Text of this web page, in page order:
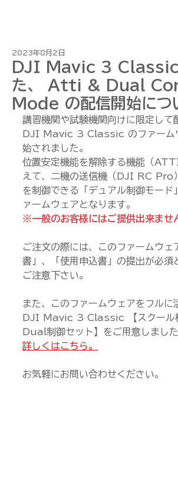
DJI Mavic 3 Classic
た、 Atti & Dual
Mode の配信開始につ
2023年8月2日
講習機関や試験機関向けに限定して
DJI Mavic 3 Classic のファーム
始されました。
位置安定機能を解除する機能（
えて、二機の送信機（DJI RC Pro
を制御できる「デュアル制御モード
ァームウェアとなります。
※一般のお客様にはご提供出来ませ
ご注文の際には、このファームウェ
書」、「使用申込書」の提出が必須
ご注意下さい。
また、このファームウェアをフルに
DJI Mavic 3 Classic 【スクー
Dual制御セット】をご用意しました
詳しくはこちら。
お気軽にお問い合わせください。